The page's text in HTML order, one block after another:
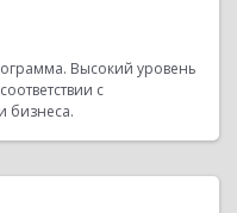
Высокий уровень
с
бизнеса.